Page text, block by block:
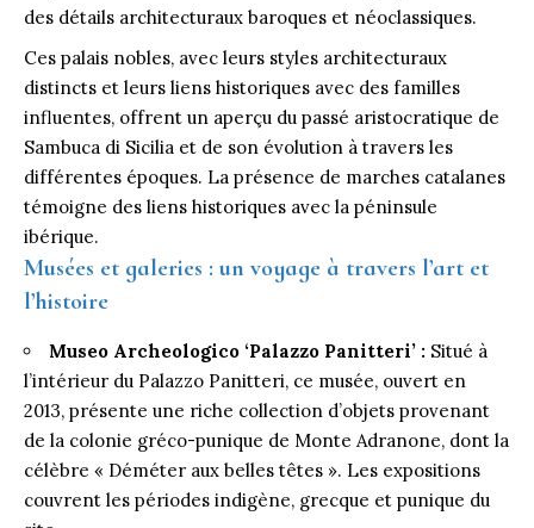
des détails architecturaux baroques et néoclassiques.
Ces palais nobles, avec leurs styles architecturaux
distincts et leurs liens historiques avec des familles
influentes, offrent un aperçu du passé aristocratique de
Sambuca di Sicilia et de son évolution à travers les
différentes époques. La présence de marches catalanes
témoigne des liens historiques avec la péninsule
ibérique.
Musées et galeries : un voyage à travers l’art et
l’histoire
Museo Archeologico ‘Palazzo Panitteri’ : Situé à
l’intérieur du Palazzo Panitteri, ce musée, ouvert en
2013, présente une riche collection d’objets provenant
de la colonie gréco-punique de Monte Adranone, dont la
célèbre « Déméter aux belles têtes ». Les expositions
couvrent les périodes indigène, grecque et punique du